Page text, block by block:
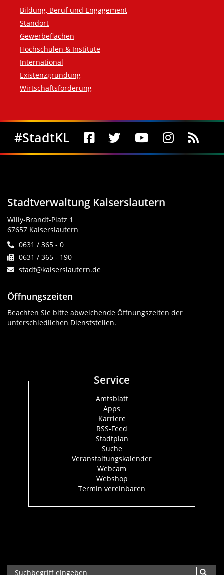
Bildung, Beruf und Engagement
Standort
Gewerbeflächen
Hochschulen & Institute
International
Existenzgründung
Wirtschaftsförderung
Social Media
#StadtKL
Stadtverwaltung Kaiserslautern
Willy-Brandt-Platz 1
67657 Kaiserslautern
0631 / 365 - 0
0631 / 365 - 190
stadt@kaiserslautern.de
Öffnungszeiten
Beachten Sie bitte abweichende Öffnungszeiten der
unterschiedlichen Dienststellen.
Service
Amtsblatt
Apps
Karriere
RSS-Feed
Stadtplan
Suche
Veranstaltungskalender
Webcam
Webshop
Termin vereinbaren